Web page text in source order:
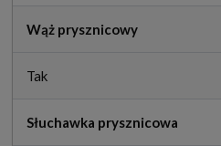
Wąż prysznicowy
Tak
Słuchawka prysznicowa